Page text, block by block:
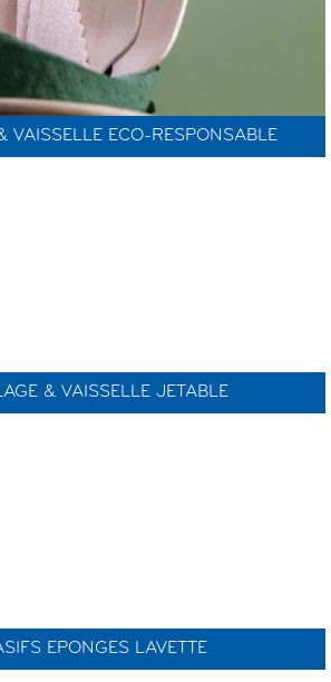
VAISSELLE ECO-RESPONSABLE
& VAISSELLE JETABLE
EPONGES LAVETTE